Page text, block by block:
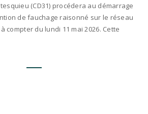
(CD31) procédera au démarrage
de fauchage raisonné sur le réseau
compter du lundi 11 mai 2026. Cette